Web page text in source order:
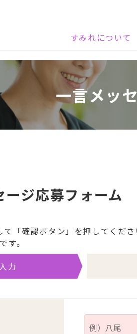
すみれについて
一言メッ
ージ応募フォーム
「確認ボタン」を押してくださ
す。
力